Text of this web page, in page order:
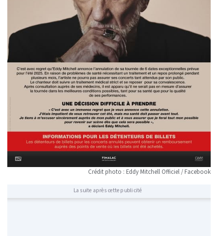
Crédit photo : Eddy Mitchell Officiel / Facebook
La suite après cette publicité